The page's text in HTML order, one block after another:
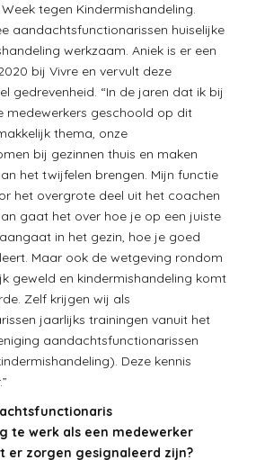
tegen Kindermishandeling.
aandachtsfunctionarissen huiselijke
werkzaam. Aniek is er een
bij Vivre en vervult deze
gedrevenheid. “In de jaren dat ik bij
medewerkers geschoold op dit
thema, onze
bij gezinnen thuis en maken
het twijfelen brengen. Mijn functie
het overgrote deel uit het coachen
gaat het over hoe je op een juiste
in het gezin, hoe je goed
Maar ook de wetgeving rondom
geweld en kindermishandeling komt
Zelf krijgen wij als
jaarlijks trainingen vanuit het
aandachtsfunctionarissen
Deze kennis
te werk als een medewerker
er zorgen gesignaleerd zijn?